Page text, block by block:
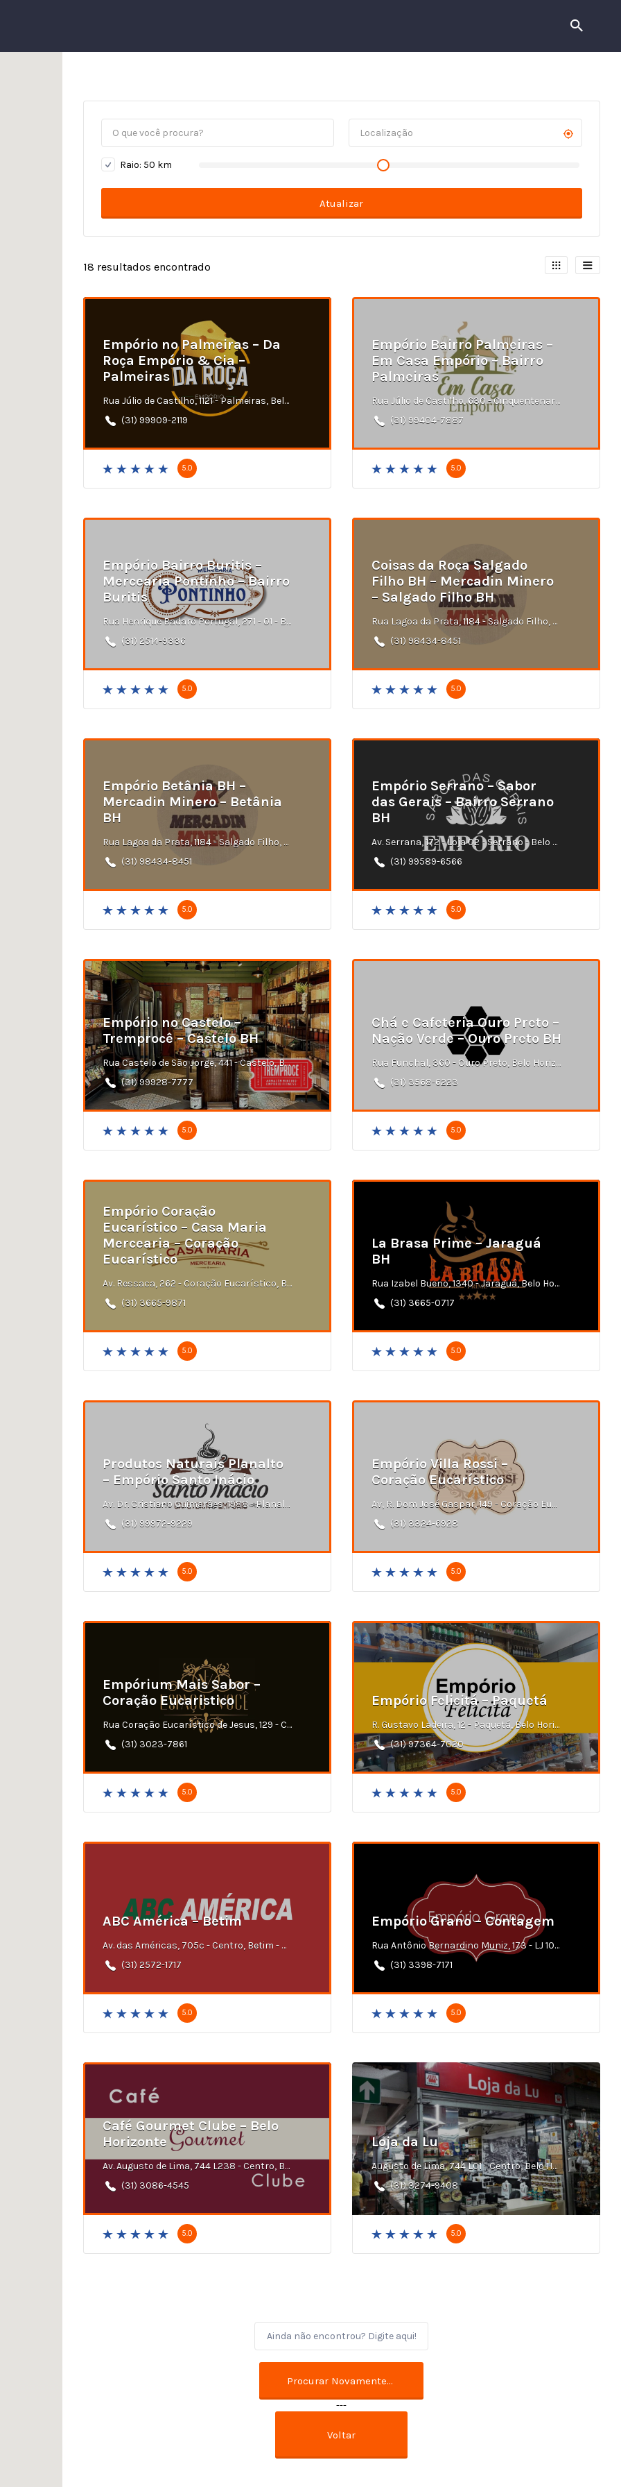
Raio: 50 km
Atualizar
18 resultados encontrado
Empório no Palmeiras – Da
Roça Empório & Cia –
Palmeiras
Rua Júlio de Castilho, 1121 - Palmeiras, Belo Horizonte - MG
(31) 99909-2119
5.0
Empório Bairro Palmeiras –
Em Casa Empório – Bairro
Palmeiras
Rua Júlio de Castilho, 630 - Cinquentenario, Belo Horizonte - MG
(31) 99404-7887
5.0
Empório Bairro Buritis –
Mercearia Pontinho – Bairro
Buritis
Rua Henrique Badaró Portugal, 271 - 01 - Buritis, Belo Horizonte - MG
(31) 2514-9336
5.0
Coisas da Roça Salgado
Filho BH – Mercadin Minero
– Salgado Filho BH
Rua Lagoa da Prata, 1184 - Salgado Filho, Belo Horizonte - MG
(31) 98434-8451
5.0
Empório Betânia BH –
Mercadin Minero – Betânia
BH
Rua Lagoa da Prata, 1184 - Salgado Filho, Belo Horizonte - MG
(31) 98434-8451
5.0
Empório Serrano – Sabor
das Gerais – Bairro Serrano
BH
Av. Serrana, 172 - Loja 02 - Serrano - Belo Horizonte - MG
(31) 99589-6566
5.0
Empório no Castelo –
Tremprocê – Castelo BH
Rua Castelo de São Jorge, 441 - Castelo, Belo Horizonte - MG
(31) 99928-7777
5.0
Chá e Cafeteria Ouro Preto –
Nação Verde – Ouro Preto BH
Rua Funchal, 360 - Ouro Preto, Belo Horizonte - MG
(31) 3568-6223
5.0
Empório Coração
Eucarístico – Casa Maria
Mercearia – Coração
Eucarístico
Av. Ressaca, 262 - Coração Eucarístico, Belo Horizonte - MG
(31) 3665-9871
5.0
La Brasa Prime – Jaraguá
BH
Rua Izabel Bueno, 1340 - Jaraguá, Belo Horizonte - MG
(31) 3665-0717
5.0
Produtos Naturais Planalto
– Empório Santo Inácio
Av. Dr. Cristiano Guimarães, 1988 - Planalto, Belo Horizonte - MG
(31) 99972-9229
5.0
Empório Villa Rossi –
Coração Eucarístico
Av, R. Dom José Gaspar, 149 - Coração Eucarístico, Belo Horizonte - MG
(31) 3324-6928
5.0
Empórium Mais Sabor –
Coração Eucaristico
Rua Coração Eucarístico de Jesus, 129 - Coração Eucarístico, Belo Horizonte - MG
(31) 3023-7861
5.0
Empório Felicitá – Paquetá
R. Gustavo Ladeira, 12 - Paquetá, Belo Horizonte - MG
(31) 97364-7020
5.0
ABC América – Betim
Av. das Américas, 705c - Centro, Betim - MG
(31) 2572-1717
5.0
Empório Grano – Contagem
Rua Antônio Bernardino Muniz, 173 - LJ 106, Centro, Contagem-MG
(31) 3398-7171
5.0
Café Gourmet Clube – Belo
Horizonte
Av. Augusto de Lima, 744 L238 - Centro, Belo Horizonte
(31) 3086-4545
5.0
Loja da Lu
Augusto de Lima, 744 L01 - Centro, Belo Horizonte
(31) 3274-9408
5.0
---